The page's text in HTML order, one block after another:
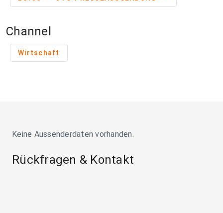
Channel
Wirtschaft
Keine Aussenderdaten vorhanden.
Rückfragen & Kontakt